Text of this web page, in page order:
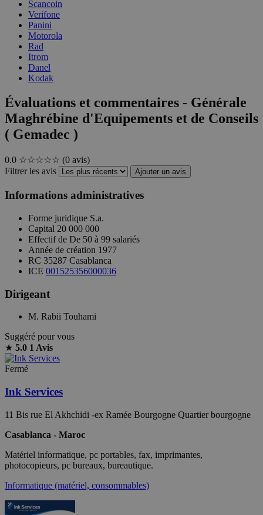
Scancoin
Verifone
Panini
Motorola
Rad
Itrom
Danel
Kodak
Évaluations et commentaires - Générale
Maghrébine d'Equipements et de Conseils
( Gemadec )
0.0 ☆☆☆☆☆ (0 avis)
Filtrer les avis
Ajouter un avis
Informations administratives
Forme juridique S.a.
Capital 20 000 000
Effectif de De 50 à 99 salariés
Année de création 1977
RC 35287 Casablanca
ICE 001525356000036
Dirigeant
M. Rabii Touhami
Suggéré pour vous
★ 5.0 1 Avis
Fermé
Ink Services
11 Bis rue El Akhchidi -ex Ramée Bourgogne Quartier bourgogne
Casablanca - Maroc
Matériel informatique, pc portables, fax, imprimantes,
photocopieurs, pc bureaux, bureautique.
Informatique (matériel, consommables)